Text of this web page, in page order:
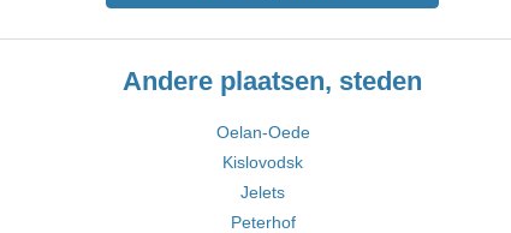
Andere plaatsen, steden
Oelan-Oede
Kislovodsk
Jelets
Peterhof